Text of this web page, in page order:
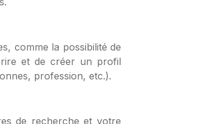
comme la possibilité de
et de créer un profil
profession, etc.).
de recherche et votre